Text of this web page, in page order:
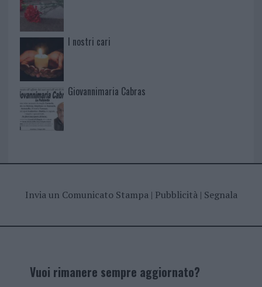
I nostri cari
Giovannimaria Cabras
Invia un Comunicato Stampa| Pubblicità| Segnala
Vuoi rimanere sempre aggiornato?